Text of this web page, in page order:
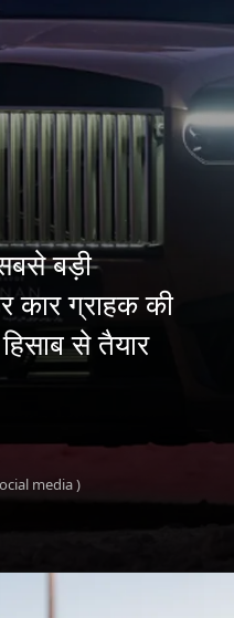
बड़ी
कार ग्राहक की
से तैयार
media )